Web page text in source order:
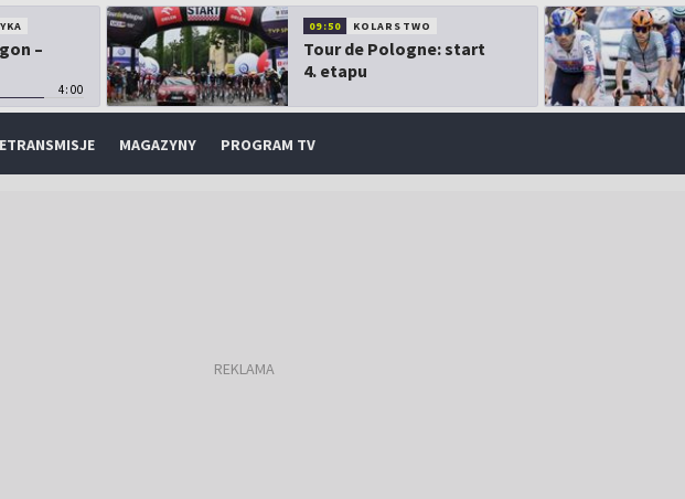
–
4:00
09:50 KOLARSTWO
Tour de Pologne: start
4. etapu
MAGAZYNY PROGRAM TV